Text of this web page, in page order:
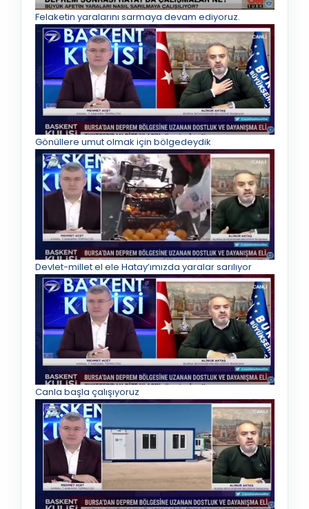
Felaketin yaralarını sarmaya devam ediyoruz.
Gönüllere umut olmak için bölgedeydik
Devlet-millet el ele Hatay’ımızda yaralar sarılıyor
Canla başla çalışıyoruz